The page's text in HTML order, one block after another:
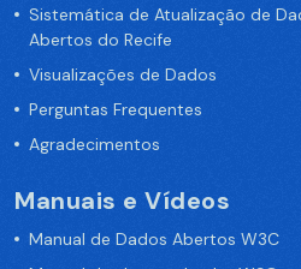
Sistemática de Atualização de
Abertos do Recife
Visualizações de Dados
Perguntas Frequentes
Agradecimentos
Manuais e Vídeos
Manual de Dados Abertos W3C